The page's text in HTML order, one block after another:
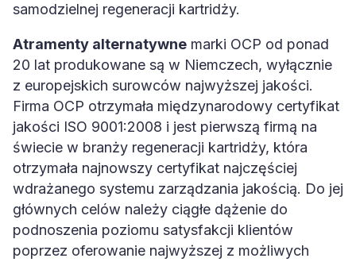
samodzielnej regeneracji kartridży.
Atramenty alternatywne marki OCP od ponad
20 lat produkowane są w Niemczech, wyłącznie
z europejskich surowców najwyższej jakości.
Firma OCP otrzymała międzynarodowy certyfikat
jakości ISO 9001:2008 i jest pierwszą firmą na
świecie w branży regeneracji kartridży, która
otrzymała najnowszy certyfikat najczęściej
wdrażanego systemu zarządzania jakością. Do jej
głównych celów należy ciągłe dążenie do
podnoszenia poziomu satysfakcji klientów
poprzez oferowanie najwyższej z możliwych